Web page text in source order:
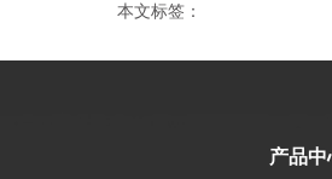
本文标签：
产品中